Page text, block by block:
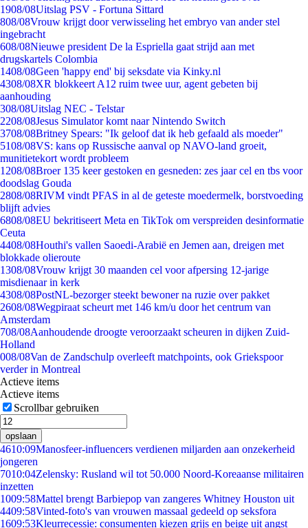
1908/08Uitslag PSV - Fortuna Sittard
808/08Vrouw krijgt door verwisseling het embryo van ander stel
ingebracht
608/08Nieuwe president De la Espriella gaat strijd aan met
drugskartels Colombia
1408/08Geen 'happy end' bij seksdate via Kinky.nl
4308/08XR blokkeert A12 ruim twee uur, agent gebeten bij
aanhouding
308/08Uitslag NEC - Telstar
2208/08Jesus Simulator komt naar Nintendo Switch
3708/08Britney Spears: "Ik geloof dat ik heb gefaald als moeder"
5108/08VS: kans op Russische aanval op NAVO-land groeit,
munitietekort wordt probleem
1208/08Broer 135 keer gestoken en gesneden: zes jaar cel en tbs voor
doodslag Gouda
2808/08RIVM vindt PFAS in al de geteste moedermelk, borstvoeding
blijft advies
6808/08EU bekritiseert Meta en TikTok om verspreiden desinformatie
Ceuta
4408/08Houthi's vallen Saoedi-Arabië en Jemen aan, dreigen met
blokkade olieroute
1308/08Vrouw krijgt 30 maanden cel voor afpersing 12-jarige
misdienaar in kerk
4308/08PostNL-bezorger steekt bewoner na ruzie over pakket
2608/08Wegpiraat scheurt met 146 km/u door het centrum van
Amsterdam
708/08Aanhoudende droogte veroorzaakt scheuren in dijken Zuid-
Holland
008/08Van de Zandschulp overleeft matchpoints, ook Griekspoor
verder in Montreal
Actieve items
Actieve items
Scrollbar gebruiken
opslaan
4610:09Manosfeer-influencers verdienen miljarden aan onzekerheid
jongeren
7010:04Zelensky: Rusland wil tot 50.000 Noord-Koreaanse militairen
inzetten
1009:58Mattel brengt Barbiepop van zangeres Whitney Houston uit
4409:58Vinted-foto's van vrouwen massaal gedeeld op seksfora
1609:53Kleurrecessie: consumenten kiezen grijs en beige uit angst